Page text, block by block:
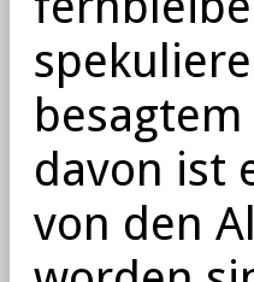
davon ist
von den